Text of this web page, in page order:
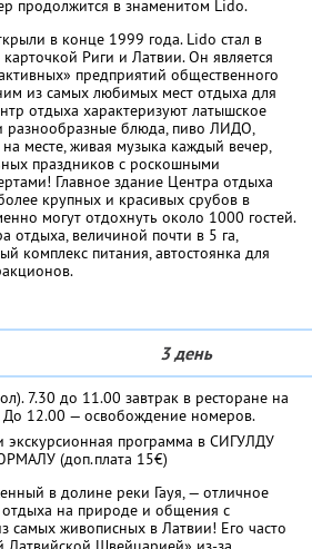
продолжится в знаменитом Lido.
в конце 1999 года. Lido стал в
Риги и Латвии. Он является
предприятий общественного
из самых любимых мест отдыха для
отдыха характеризуют латышское
разнообразные блюда, пиво ЛИДО,
месте, живая музыка каждый вечер,
праздников с роскошными
Главное здание Центра отдыха
крупных и красивых срубов в
могут отдохнуть около 1000 гостей.
отдыха, величиной почти в 5 га,
комплекс питания, автостоянка для
3 день
7.30 до 11.00 завтрак в ресторане на
До 12.00 — освобождение номеров.
экскурсионная программа в СИГУЛДУ
(доп.плата 15€)
в долине реки Гауя, — отличное
отдыха на природе и общения с
самых живописных в Латвии! Его часто